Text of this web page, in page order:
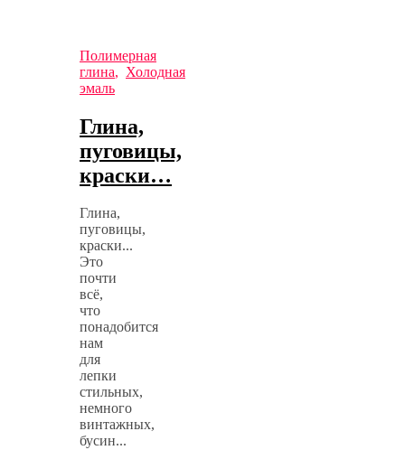
Полимерная
глина, Холодная
эмаль
Глина,
пуговицы,
краски…
Глина,
пуговицы,
краски...
Это
почти
всё,
что
понадобится
нам
для
лепки
стильных,
немного
винтажных,
бусин...